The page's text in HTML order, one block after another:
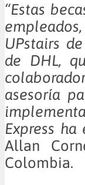
“Estas
UPstairs
de DHL,
asesoría
Express
Allan
Colombia.